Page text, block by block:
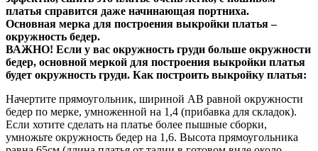
платья справится даже начинающая портниха.
Основная мерка для построения выкройки платья –
окружность бедер.
ВАЖНО! Если у вас окружность груди больше окружности
бедер, основной меркой для построения выкройки платья
будет окружность груди. Как построить выкройку платья:
Начертите прямоугольник, шириной АВ равной окружности
бедер по мерке, умноженной на 1,4 (прибавка для складок).
Если хотите сделать на платье более пышные сборки,
умножьте окружность бедер на 1,6. Высота прямоугольника